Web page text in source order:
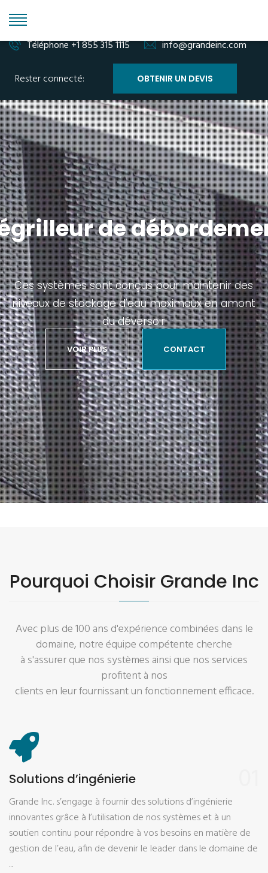
Téléphone +1 855 315 1115 info@grandeinc.com
Rester connecté: OBTENIR UN DEVIS
de
Ces systèmes sont conçus pour maintenir des
niveaux de stockage d'eau maximaux en amont
du déversoir
VOIR PLUS CONTACT
Pourquoi Choisir Grande Inc
Avec plus de 100 ans d'expérience combinées dans le
domaine, notre équipe compétente cherche
à s'assurer que nos systèmes ainsi que nos services
profitent à nos
clients en leur fournissant un fonctionnement efficace.
Solutions d’ingénierie
Grande Inc. s’engage à fournir des solutions d’ingénierie
innovantes grâce à l’utilisation de nos systèmes et à un
soutien continu pour répondre à vos besoins en matière de
gestion de l’eau, afin de devenir le leader dans le domaine de
...